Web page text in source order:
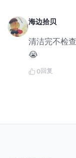
海边拾贝
清洁完不检
😭
0回复